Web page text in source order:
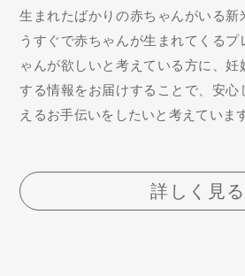
生まれたばかりの赤ちゃんがいる新
うすぐで赤ちゃんが生まれてくるプ
ゃんが欲しいと考えている方に、妊
する情報をお届けすることで、安心
えるお手伝いをしたいと考えていま
詳しく見る